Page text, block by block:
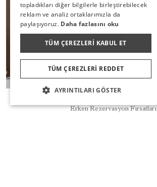
Erken Rezervasyon Fırsatları
topladıkları diğer bilgilerle birleştirebilecek
reklam ve analiz ortaklarımızla da
paylaşıyoruz. Daha fazlasını oku
TÜM ÇEREZLERI KABUL ET
TÜM ÇEREZLERI REDDET
AYRINTILARI GÖSTER